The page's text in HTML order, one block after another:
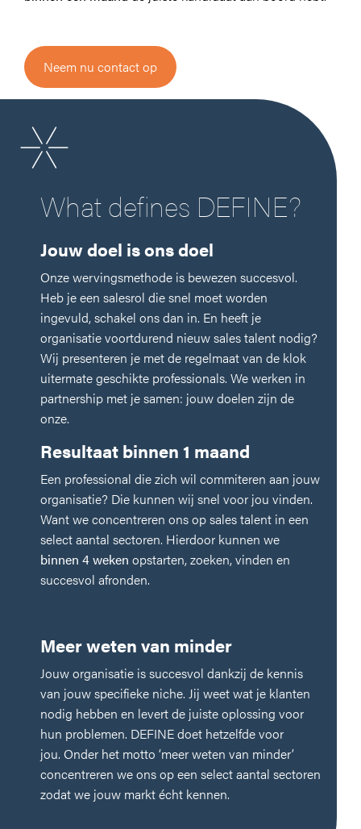
Neem nu contact op
What defines DEFINE?
Jouw doel is ons doel
Onze wervingsmethode is bewezen succesvol.
Heb je een salesrol die snel moet worden
ingevuld, schakel ons dan in. En heeft je
organisatie voortdurend nieuw sales talent nodig?
Wij presenteren je met de regelmaat van de klok
uitermate geschikte professionals. We werken in
partnership met je samen: jouw doelen zijn de
onze.
Resultaat binnen 1 maand
Een professional die zich wil commiteren aan jouw
organisatie? Die kunnen wij snel voor jou vinden.
Want we concentreren ons op sales talent in een
select aantal sectoren. Hierdoor kunnen we
binnen 4 weken opstarten, zoeken, vinden en
succesvol afronden.
Meer weten van minder
Jouw organisatie is succesvol dankzij de kennis
van jouw specifieke niche. Jij weet wat je klanten
nodig hebben en levert de juiste oplossing voor
hun problemen. DEFINE doet hetzelfde voor
jou. Onder het motto ‘meer weten van minder’
concentreren we ons op een select aantal sectoren
zodat we jouw markt écht kennen.
Call me back by fax
Email
Bedrijfsnaam
Waar kunnen we je bij helpen?
Ik zoek een salesbaan
Ik zoek salestalent
Verstuur